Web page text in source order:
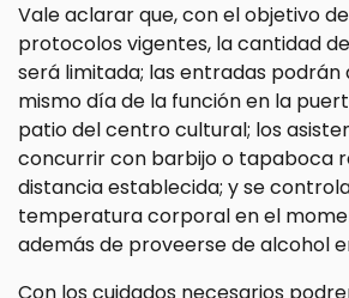
Vale aclarar que, con el objetivo
protocolos vigentes, la cantidad
será limitada; las entradas podrán
mismo día de la función en la
patio del centro cultural; los
concurrir con barbijo o tapaboca
distancia establecida; y se
temperatura corporal en el
además de proveerse de alcohol